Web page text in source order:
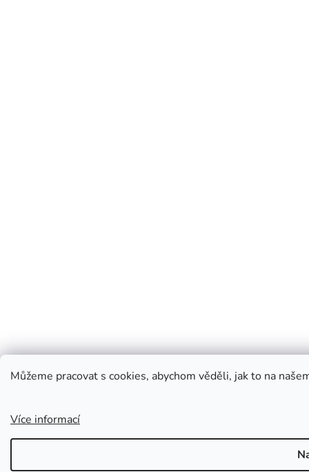
Můžeme pracovat s cookies, abychom věděli, jak to na
Více informací